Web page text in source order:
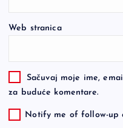
Web stranica
Sačuvaj moje ime,
za buduće komentare.
Notify me of follow-up